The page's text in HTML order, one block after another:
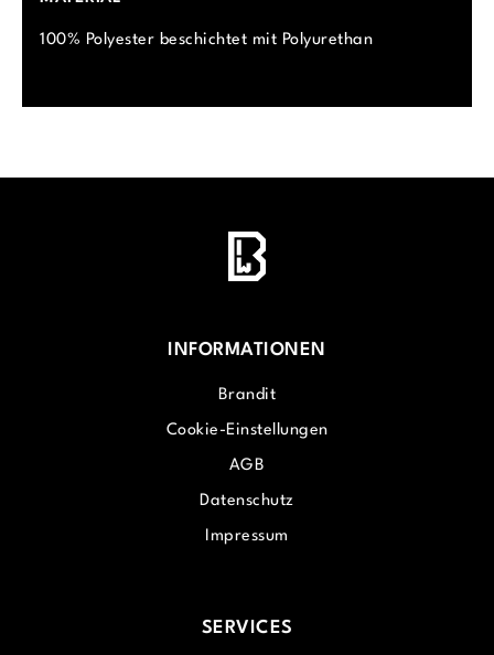
100% Polyester beschichtet mit Polyurethan
INFORMATIONEN
Brandit
Cookie-Einstellungen
AGB
Datenschutz
Impressum
SERVICES